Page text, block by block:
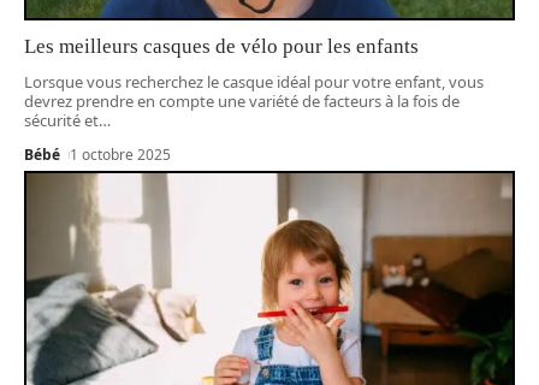
Les meilleurs casques de vélo pour les enfants
Lorsque vous recherchez le casque idéal pour votre enfant, vous
devrez prendre en compte une variété de facteurs à la fois de
sécurité et…
Bébé 1 octobre 2025